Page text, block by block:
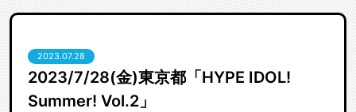
2023.07.28
2023/7/28(金)東京都「HYPE IDOL!
Summer! Vol.2」